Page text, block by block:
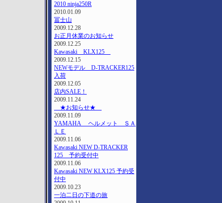
2010 ninja250R
2010.01.09
冨士山
2009.12.28
お正月休業のお知らせ
2009.12.25
Kawasaki KLX125
2009.12.15
NEWモデル D-TRACKER125
入荷
2009.12.05
店内SALE！
2009.11.24
★お知らせ★
2009.11.09
YAMAHA ヘルメット ＳＡ
ＬＥ
2009.11.06
Kawasaki NEW D-TRACKER
125 予約受付中
2009.11.06
Kawasaki NEW KLX125 予約受
付中
2009.10.23
一泊二日の下道の旅